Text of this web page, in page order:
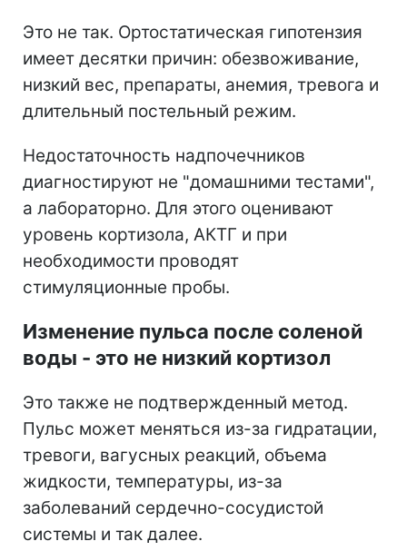
Это не так. Ортостатическая гипотензия
имеет десятки причин: обезвоживание,
низкий вес, препараты, анемия, тревога и
длительный постельный режим.
Недостаточность надпочечников
диагностируют не "домашними тестами",
а лабораторно. Для этого оценивают
уровень кортизола, АКТГ и при
необходимости проводят
стимуляционные пробы.
Изменение пульса после соленой
воды - это не низкий кортизол
Это также не подтвержденный метод.
Пульс может меняться из-за гидратации,
тревоги, вагусных реакций, объема
жидкости, температуры, из-за
заболеваний сердечно-сосудистой
системы и так далее.